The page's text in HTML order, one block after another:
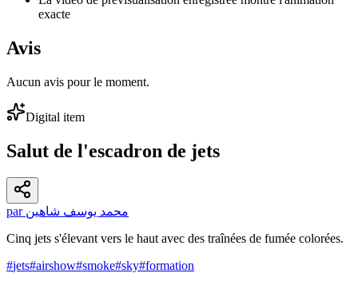
exacte
Avis
Aucun avis pour le moment.
Digital item
Salut de l'escadron de jets
par محمد يوسف شاهين
Cinq jets s'élevant vers le haut avec des traînées de fumée colorées.
#jets#airshow#smoke#sky#formation